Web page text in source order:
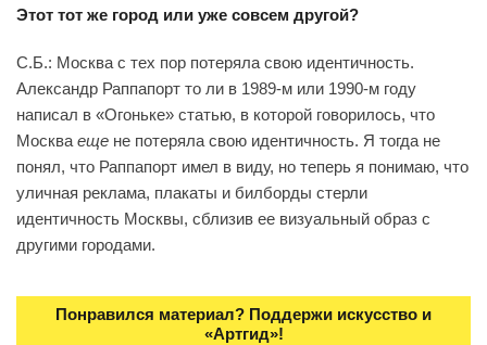
Этот тот же город или уже совсем другой?
С.Б.: Москва с тех пор потеряла свою идентичность.
Александр Раппапорт то ли в 1989-м или 1990-м году
написал в «Огоньке» статью, в которой говорилось, что
Москва еще не потеряла свою идентичность. Я тогда не
понял, что Раппапорт имел в виду, но теперь я понимаю, что
уличная реклама, плакаты и билборды стерли
идентичность Москвы, сблизив ее визуальный образ с
другими городами.
Понравился материал? Поддержи искусство и
«Артгид»!